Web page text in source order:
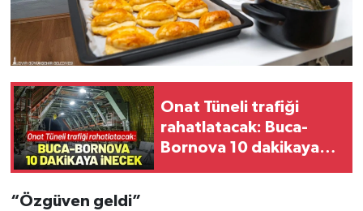
Onat Tüneli trafiği
rahatlatacak: Buca-
Bornova 10 dakikaya
“Özgüven geldi”